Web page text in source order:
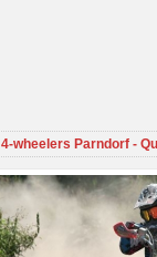
4-wheelers Parndorf -